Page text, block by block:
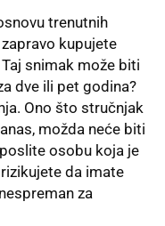
trenutnih
kupujete
snimak može biti
dve ili pet godina?
Ono što stručnjak
možda neće biti
osobu koja je
da imate
za